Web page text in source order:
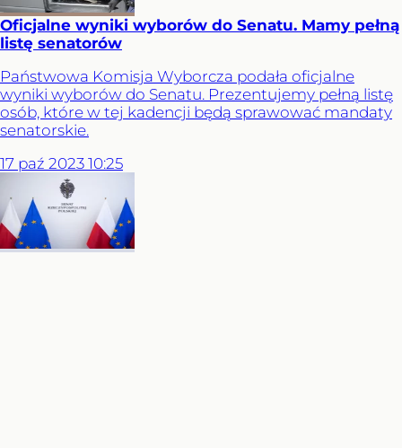
Oficjalne wyniki wyborów do Senatu. Mamy pełną
listę senatorów
Państwowa Komisja Wyborcza podała oficjalne
wyniki wyborów do Senatu. Prezentujemy pełną listę
osób, które w tej kadencji będą sprawować mandaty
senatorskie.
17 paź 2023 10:25